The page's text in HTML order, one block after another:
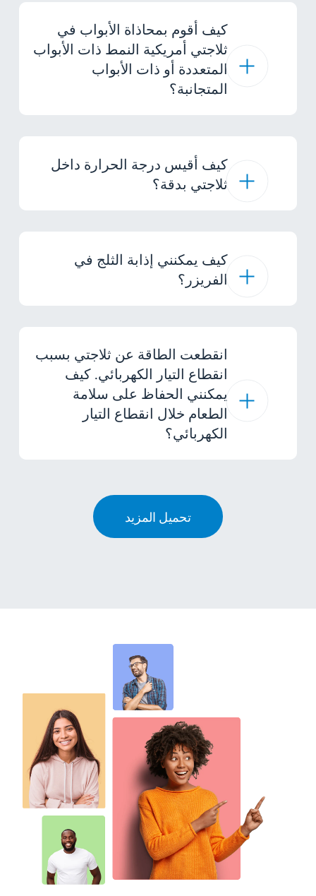
كيف أقوم بمحاذاة الأبواب في
ثلاجتي أمريكية النمط ذات الأبواب
المتعددة أو ذات الأبواب
المتجانبة؟
كيف أقيس درجة الحرارة داخل
ثلاجتي بدقة؟
كيف يمكنني إذابة الثلج في
الفريزر؟
انقطعت الطاقة عن ثلاجتي بسبب
انقطاع التيار الكهربائي. كيف
يمكنني الحفاظ على سلامة
الطعام خلال انقطاع التيار
الكهربائي؟
تحميل المزيد